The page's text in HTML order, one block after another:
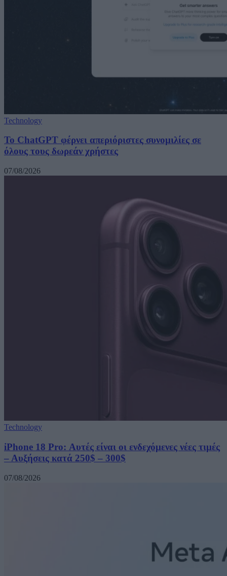
Technology
Το ChatGPT φέρνει απεριόριστες συνομιλίες σε
όλους τους δωρεάν χρήστες
07/08/2026
Technology
iPhone 18 Pro: Αυτές είναι οι ενδεχόμενες νέες τιμές
– Αυξήσεις κατά 250$ – 300$
07/08/2026